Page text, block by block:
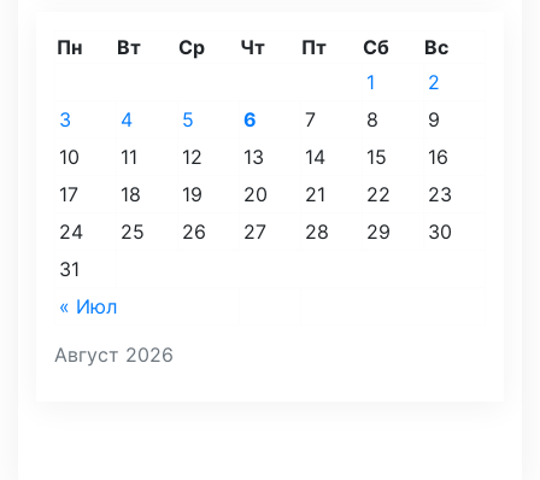
Август 2026
Пн Вт Ср Чт Пт Сб Вс
« Июл
1
2
3
4 5 6 7 8
9
10
11 12 13 14 15
16
17
18 19 20 21 22
23
24
25 26 27 28 29
30
31